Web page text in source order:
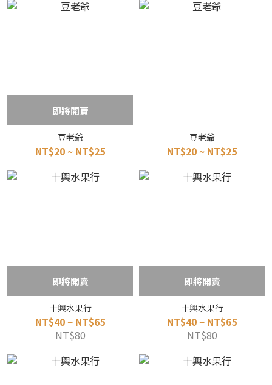
即將開賣
豆老爺
NT$20 ~ NT$25
豆老爺
NT$20 ~ NT$25
即將開賣
十興水果行
NT$40 ~ NT$65
NT$80
即將開賣
十興水果行
NT$40 ~ NT$65
NT$80